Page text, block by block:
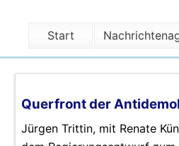
Start
Querfront der
Jürgen Trittin, mit Renate